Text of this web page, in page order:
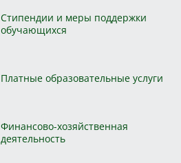
Стипендии и меры поддержки
обучающихся
Платные образовательные услуги
Финансово-хозяйственная
деятельность